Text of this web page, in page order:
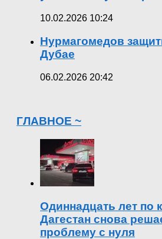
10.02.2026 10:24
Нурмагомедов
Дубае
06.02.2026 20:42
ГЛАВНОЕ ~
Одиннадцать лет по
Дагестан снова
проблему с нуля